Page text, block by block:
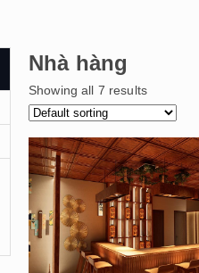
Nhà hàng
Showing all 7 results